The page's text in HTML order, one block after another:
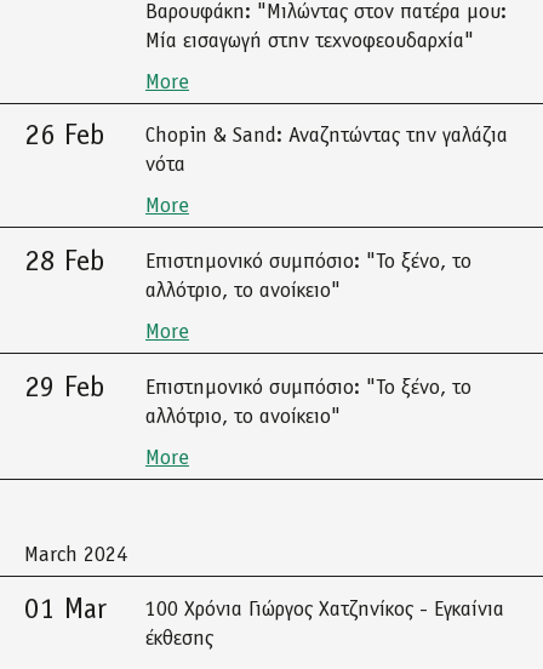
Βαρουφάκη: "Μιλώντας στον πατέρα μου:
Μία εισαγωγή στην τεχνοφεουδαρχία"
More
26 Feb
Chopin & Sand: Αναζητώντας την γαλάζια
νότα
More
28 Feb
Επιστημονικό συμπόσιο: "Το ξένο, το
αλλότριο, το ανοίκειο"
More
29 Feb
Επιστημονικό συμπόσιο: "Το ξένο, το
αλλότριο, το ανοίκειο"
More
March 2024
01 Mar
100 Χρόνια Γιώργος Χατζηνίκος - Εγκαίνια
έκθεσης